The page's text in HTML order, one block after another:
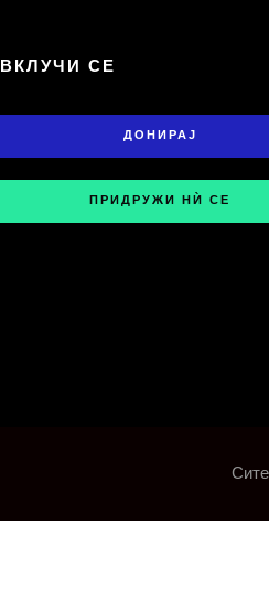
ВКЛУЧИ СЕ
ДОНИРАЈ
ПРИДРУЖИ НЍ СЕ